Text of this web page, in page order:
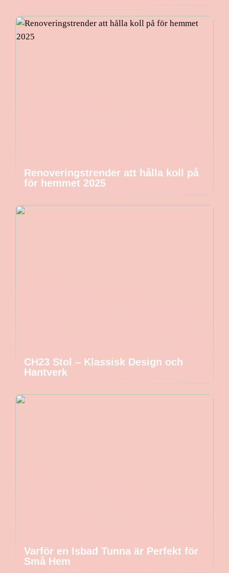
Renoveringstrender att hålla koll på
för hemmet 2025
CH23 Stol – Klassisk Design och
Hantverk
Varför en Isbad Tunna är Perfekt för
Små Hem